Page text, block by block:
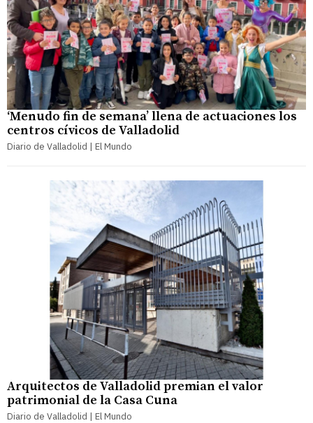
‘Menudo fin de semana’ llena de actuaciones los
centros cívicos de Valladolid
Diario de Valladolid | El Mundo
Arquitectos de Valladolid premian el valor
patrimonial de la Casa Cuna
Diario de Valladolid | El Mundo